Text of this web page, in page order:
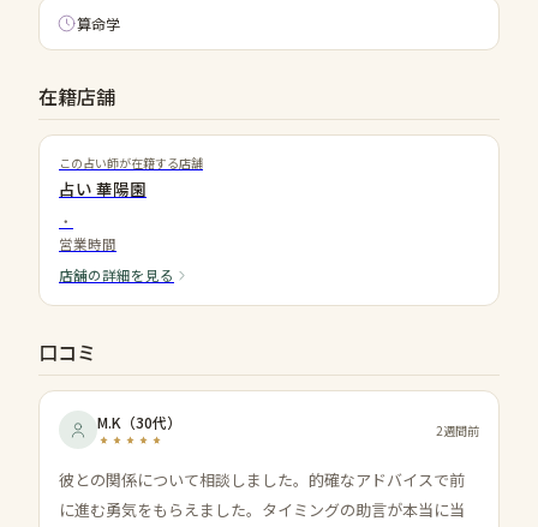
算命学
在籍店舗
この占い師が在籍する店舗
占い 華陽園
・
営業時間
店舗の詳細を見る
口コミ
M.K （30代） 2週間前
彼との関係について相談しました。的確なアドバイスで前
に進む勇気をもらえました。タイミングの助言が本当に当